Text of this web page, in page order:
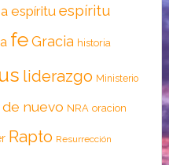
espíritu espíritu
feGracia historia
liderazgo Ministerio
nuevo NRA oracion
Rapto Resurrección